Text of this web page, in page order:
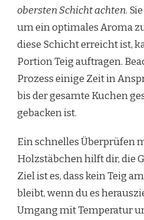
obersten Schicht achten.
um ein optimales Aroma
diese Schicht erreicht ist,
Portion Teig auftragen.
Prozess einige Zeit in
bis der gesamte Kuchen
gebacken ist.
Ein schnelles Überprüfen
Holzstäbchen hilft dir, die
Ziel ist es, dass kein Teig
bleibt, wenn du es
Umgang mit Temperatur